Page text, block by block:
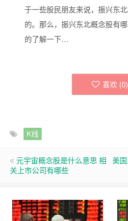
于一些股民朋友来说，振兴东
的。那么，振兴东北概念股有
的了解一下…
喜欢 (0)
K线
元宇宙概念股是什么意思 相
关上市公司有哪些
美